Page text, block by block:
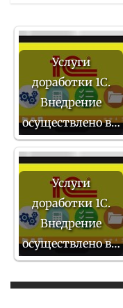
Услуги
доработки 1С.
Внедрение
осуществлено в…
Услуги
доработки 1С.
Внедрение
осуществлено в…